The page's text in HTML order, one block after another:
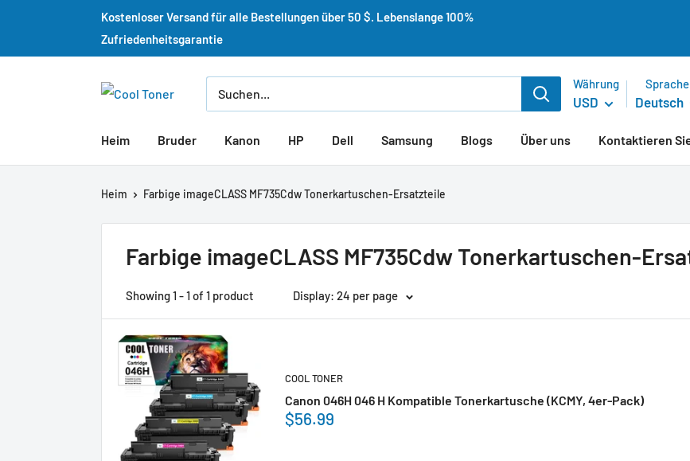
Kostenloser Versand für alle Bestellungen über 50 $. Lebenslange 100%
Zufriedenheitsgarantie
Währung
USD
Sprache
Deutsch
Heim Bruder Kanon HP Dell Samsung Blogs Über uns Kontaktieren
Heim Farbige imageCLASS MF735Cdw Tonerkartuschen-Ersatzteile
Farbige imageCLASS MF735Cdw Tonerkartuschen-
Showing 1 - 1 of 1 product Display: 24 per page
COOL TONER
Canon 046H 046 H Kompatible Tonerkartusche (KCMY, 4er-Pack)
$56.99